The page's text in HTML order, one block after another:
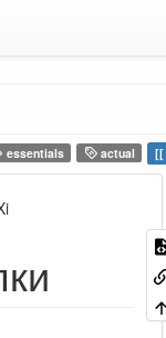
essentials actual